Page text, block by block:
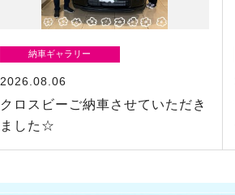
納車ギャラリー
2026.08.06
クロスビーご納車させていただき
ました☆